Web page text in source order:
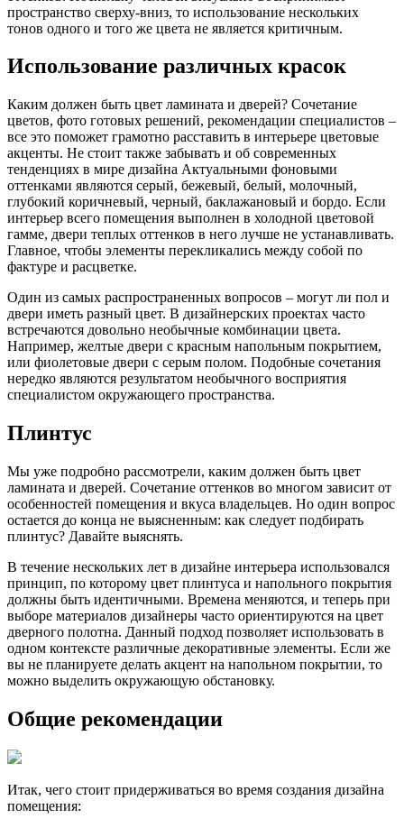
пространство сверху-вниз, то использование нескольких
тонов одного и того же цвета не является критичным.
Использование различных красок
Каким должен быть цвет ламината и дверей? Сочетание
цветов, фото готовых решений, рекомендации специалистов –
все это поможет грамотно расставить в интерьере цветовые
акценты. Не стоит также забывать и об современных
тенденциях в мире дизайна Актуальными фоновыми
оттенками являются серый, бежевый, белый, молочный,
глубокий коричневый, черный, баклажановый и бордо. Если
интерьер всего помещения выполнен в холодной цветовой
гамме, двери теплых оттенков в него лучше не устанавливать.
Главное, чтобы элементы перекликались между собой по
фактуре и расцветке.
Один из самых распространенных вопросов – могут ли пол и
двери иметь разный цвет. В дизайнерских проектах часто
встречаются довольно необычные комбинации цвета.
Например, желтые двери с красным напольным покрытием,
или фиолетовые двери с серым полом. Подобные сочетания
нередко являются результатом необычного восприятия
специалистом окружающего пространства.
Плинтус
Мы уже подробно рассмотрели, каким должен быть цвет
ламината и дверей. Сочетание оттенков во многом зависит от
особенностей помещения и вкуса владельцев. Но один вопрос
остается до конца не выясненным: как следует подбирать
плинтус? Давайте выяснять.
В течение нескольких лет в дизайне интерьера использовался
принцип, по которому цвет плинтуса и напольного покрытия
должны быть идентичными. Времена меняются, и теперь при
выборе материалов дизайнеры часто ориентируются на цвет
дверного полотна. Данный подход позволяет использовать в
одном контексте различные декоративные элементы. Если же
вы не планируете делать акцент на напольном покрытии, то
можно выделить окружающую обстановку.
Общие рекомендации
Итак, чего стоит придерживаться во время создания дизайна
помещения: